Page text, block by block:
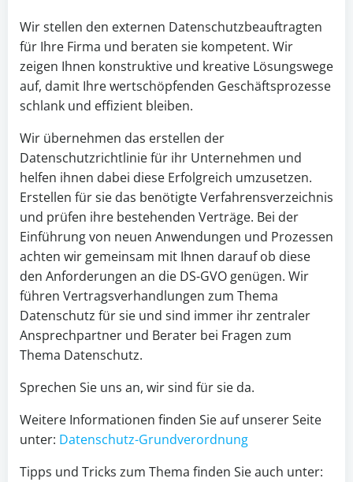
Wir stellen den externen Datenschutzbeauftragten
für Ihre Firma und beraten sie kompetent. Wir
zeigen Ihnen konstruktive und kreative Lösungswege
auf, damit Ihre wertschöpfenden Geschäftsprozesse
schlank und effizient bleiben.
Wir übernehmen das erstellen der
Datenschutzrichtlinie für ihr Unternehmen und
helfen ihnen dabei diese Erfolgreich umzusetzen.
Erstellen für sie das benötigte Verfahrensverzeichnis
und prüfen ihre bestehenden Verträge. Bei der
Einführung von neuen Anwendungen und Prozessen
achten wir gemeinsam mit Ihnen darauf ob diese
den Anforderungen an die DS-GVO genügen. Wir
führen Vertragsverhandlungen zum Thema
Datenschutz für sie und sind immer ihr zentraler
Ansprechpartner und Berater bei Fragen zum
Thema Datenschutz.
Sprechen Sie uns an, wir sind für sie da.
Weitere Informationen finden Sie auf unserer Seite
unter: Datenschutz-Grundverordnung
Tipps und Tricks zum Thema finden Sie auch unter: